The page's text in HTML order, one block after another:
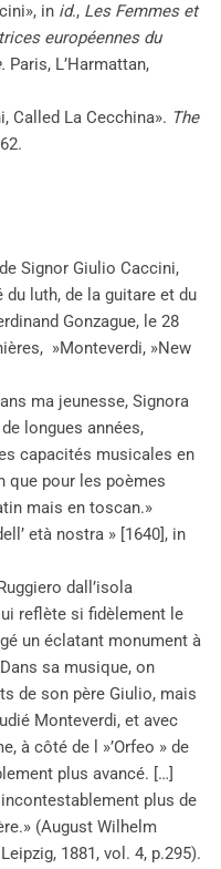
in id., Les Femmes et
européennes du
Paris, L’Harmattan,
Called La Cecchina». The
Signor Giulio Caccini,
luth, de la guitare et du
Gonzague, le 28
»Monteverdi, »New
ma jeunesse, Signora
longues années,
capacités musicales en
que pour les poèmes
mais en toscan.»
età nostra » [1640], in
dall’isola
reflète si fidèlement le
un éclatant monument à
sa musique, on
de son père Giulio, mais
Monteverdi, et avec
à côté de l »’Orfeo » de
plus avancé. […]
plus de
(August Wilhelm
1881, vol. 4, p.295).